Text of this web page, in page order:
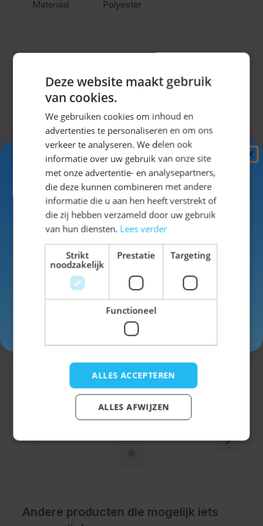
look en ben jij helemaal klaar om in stijl te
Materiaal Polyester
Misschien vind je dit ook leuk?
Navigeren door de elementen van de carrousel is
Druk om carrousel over te slaan
Druk op om naar carrouselnavigatie te gaan
Andere producten die mogelijk iets
Deze website maakt gebruik
van cookies.
We gebruiken cookies om inhoud en
advertenties te personaliseren en om ons
verkeer te analyseren. We delen ook
informatie over uw gebruik van onze site
met onze advertentie- en analysepartners,
die deze kunnen combineren met andere
informatie die u aan hen heeft verstrekt of
die zij hebben verzameld door uw gebruik
van hun diensten. Lees verder
Strikt
noodzakelijk
Prestatie Targeting
Functioneel
ALLES ACCEPTEREN
ALLES AFWIJZEN
Ontvang5%
KORTING!
Schrijf je nuin voor de nieuwsbrief en ontvang toegang
tot exclusieve kortingen!
Voor- en achternaam
Inschrijven